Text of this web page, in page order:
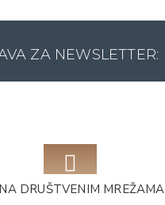
ZA NEWSLETTER:
DRUŠTVENIM MREŽAMA